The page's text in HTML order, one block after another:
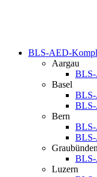
BLS-AED-
Aargau
BLS-
Basel
BLS-
BLS-
Bern
BLS-
BLS-
Graubünden
Luzern